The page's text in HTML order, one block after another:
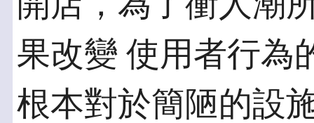
果改變 使用者行為
根本對於簡陋的設